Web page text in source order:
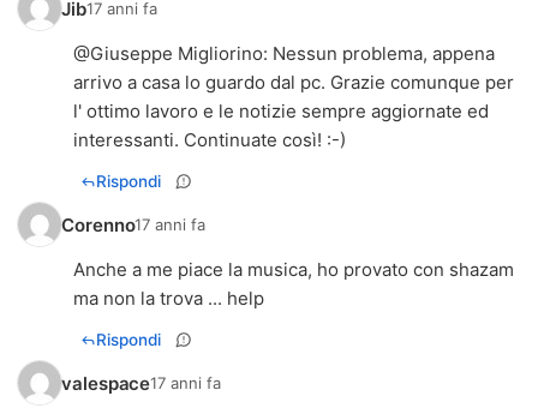
Jib17 anni fa
@Giuseppe Migliorino: Nessun problema, appena
arrivo a casa lo guardo dal pc. Grazie comunque per
l' ottimo lavoro e le notizie sempre aggiornate ed
interessanti. Continuate così! :-)
Rispondi
Corenno17 anni fa
Anche a me piace la musica, ho provato con shazam
ma non la trova ... help
Rispondi
valespace17 anni fa